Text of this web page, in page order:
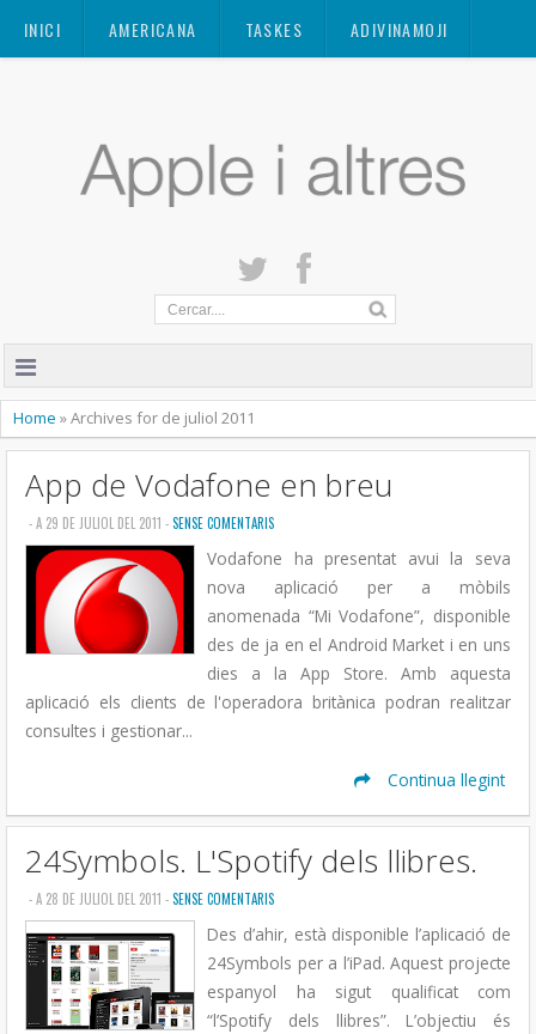
INICI AMERICANA TASKES ADIVINAMOJI
Home »Archives for de juliol 2011
App de Vodafone en breu
- A 29 DE JULIOL DEL 2011 -SENSE COMENTARIS
Vodafone ha presentat avui la seva
nova aplicació per a mòbils
anomenada “Mi Vodafone”, disponible
des de ja en el Android Market i en uns
dies a la App Store. Amb aquesta
aplicació els clients de l'operadora britànica podran realitzar
consultes i gestionar...
Continua llegint
24Symbols. L'Spotify dels llibres.
- A 28 DE JULIOL DEL 2011 -SENSE COMENTARIS
Des d’ahir, està disponible l’aplicació de
24Symbols per a l’iPad. Aquest projecte
espanyol ha sigut qualificat com
“l’Spotify dels llibres”. L’objectiu és